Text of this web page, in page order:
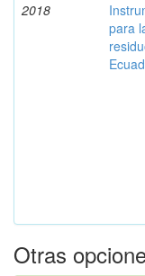
2018
para
Otras